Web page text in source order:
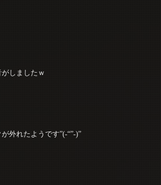
がしましたｗ
外れたようです”(-“”-)”